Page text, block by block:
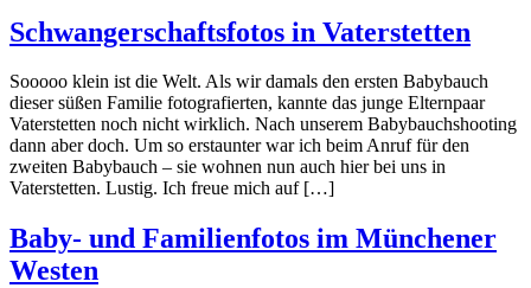
Schwangerschaftsfotos in Vaterstetten
Sooooo klein ist die Welt. Als wir damals den ersten Babybauch
dieser süßen Familie fotografierten, kannte das junge Elternpaar
Vaterstetten noch nicht wirklich. Nach unserem Babybauchshooting
dann aber doch. Um so erstaunter war ich beim Anruf für den
zweiten Babybauch – sie wohnen nun auch hier bei uns in
Vaterstetten. Lustig. Ich freue mich auf […]
Baby- und Familienfotos im Münchener
Westen